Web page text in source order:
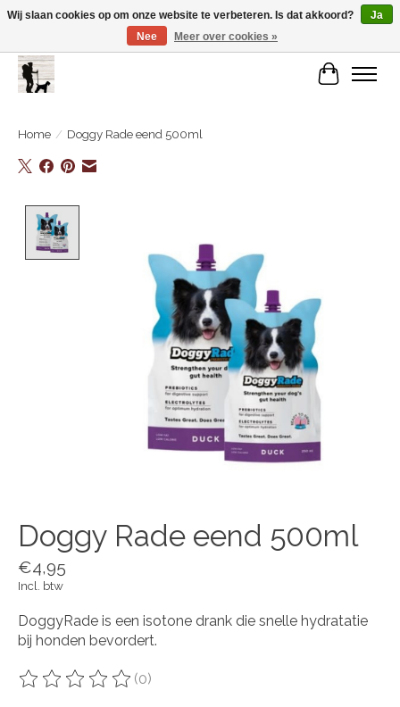
De Link..... Alles op maat voor je beste kameraard!
Home / Doggy Rade eend 500ml
Doggy Rade eend 500ml
€4,95
Incl. btw
DoggyRade is een isotone drank die snelle hydratatie
bij honden bevordert.
De beoordeling van dit product is
(0)
Wij slaan cookies op om onze website te verbeteren. Is dat akkoord?
Ja
Nee
Meer over cookies »